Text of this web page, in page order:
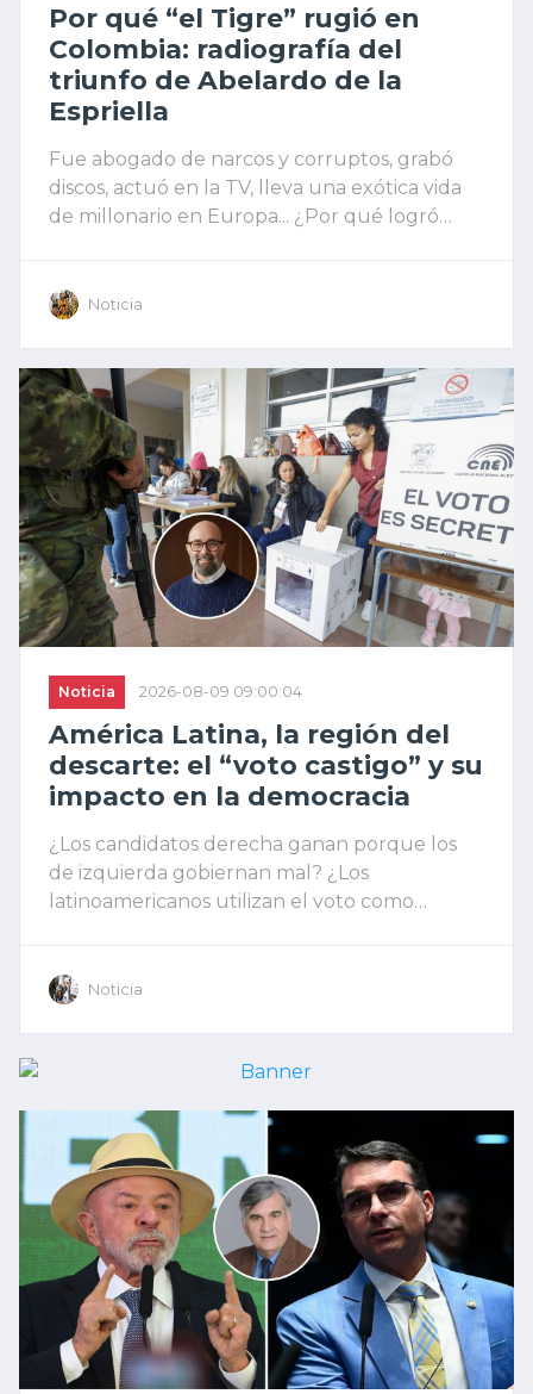
Por qué “el Tigre” rugió en
Colombia: radiografía del
triunfo de Abelardo de la
Espriella
Fue abogado de narcos y corruptos, grabó
discos, actuó en la TV, lleva una exótica vida
de millonario en Europa... ¿Por qué logró
Noticia
Noticia 2026-08-09 09:00:04
América Latina, la región del
descarte: el “voto castigo” y su
impacto en la democracia
¿Los candidatos derecha ganan porque los
de izquierda gobiernan mal? ¿Los
latinoamericanos utilizan el voto como
Noticia